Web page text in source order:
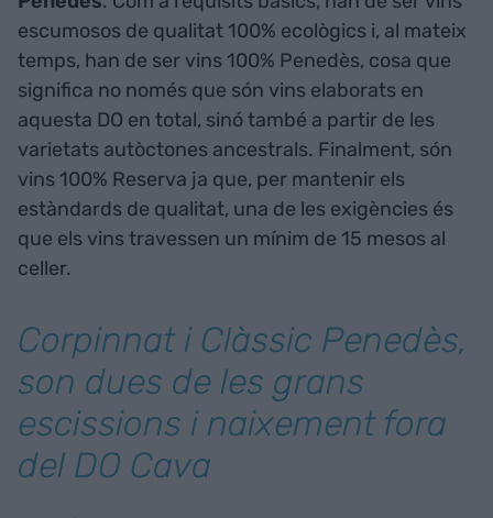
escumosos de qualitat 100% ecològics i, al mateix
temps, han de ser vins 100% Penedès, cosa que
significa no només que són vins elaborats en
aquesta DO en total, sinó també a partir de les
varietats autòctones ancestrals. Finalment, són
vins 100% Reserva ja que, per mantenir els
estàndards de qualitat, una de les exigències és
que els vins travessen un mínim de 15 mesos al
celler.
Corpinnat i Clàssic Penedès,
son dues de les grans
escissions i naixement fora
del DO Cava